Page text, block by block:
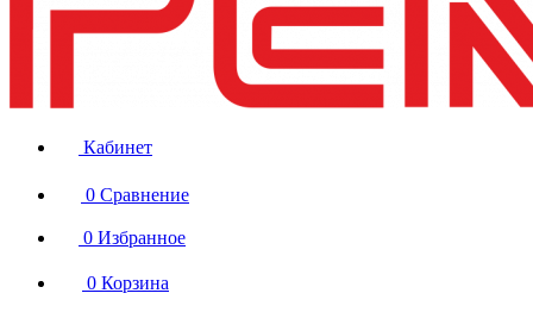
Кабинет
0 Сравнение
0 Избранное
0 Корзина